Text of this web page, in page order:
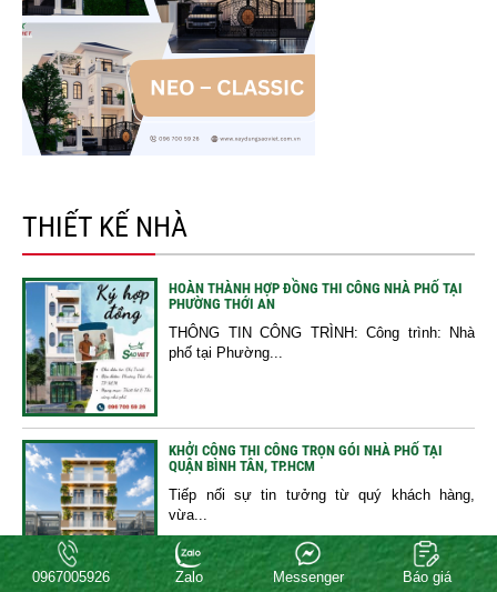
THIẾT KẾ NHÀ
HOÀN THÀNH HỢP ĐỒNG THI CÔNG NHÀ PHỐ TẠI
PHƯỜNG THỚI AN
THÔNG TIN CÔNG TRÌNH: Công trình: Nhà
phố tại Phường...
KHỞI CÔNG THI CÔNG TRỌN GÓI NHÀ PHỐ TẠI
QUẬN BÌNH TÂN, TP.HCM
Tiếp nối sự tin tưởng từ quý khách hàng,
vừa...
0967005926 Zalo Messenger Báo giá